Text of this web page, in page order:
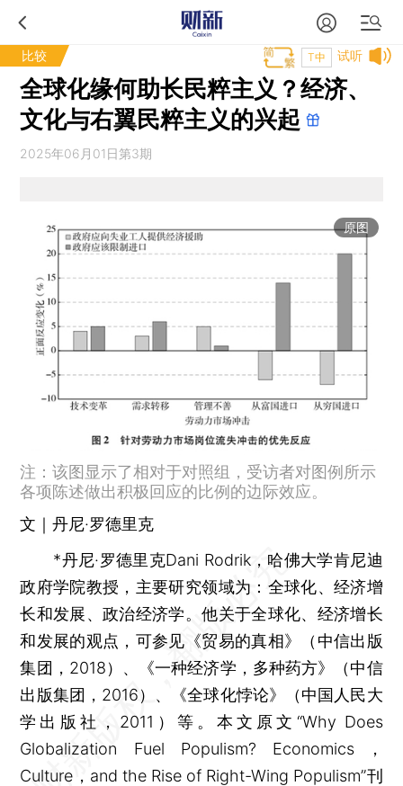
比较 试听
T中
全球化缘何助长民粹主义？经济、
文化与右翼民粹主义的兴起
2025年06月01日第3期
原图
注：该图显示了相对于对照组，受访者对图例所示
各项陈述做出积极回应的比例的边际效应。
文｜丹尼·罗德里克
*丹尼·罗德里克Dani Rodrik，哈佛大学肯尼迪
政府学院教授，主要研究领域为：全球化、经济增
长和发展、政治经济学。他关于全球化、经济增长
和发展的观点，可参见《贸易的真相》（中信出版
集团，2018）、《一种经济学，多种药方》（中信
出版集团，2016）、《全球化悖论》（中国人民大
学出版社，2011）等。本文原文“Why Does
Globalization Fuel Populism? Economics，
Culture，and the Rise of Right-Wing Populism”刊